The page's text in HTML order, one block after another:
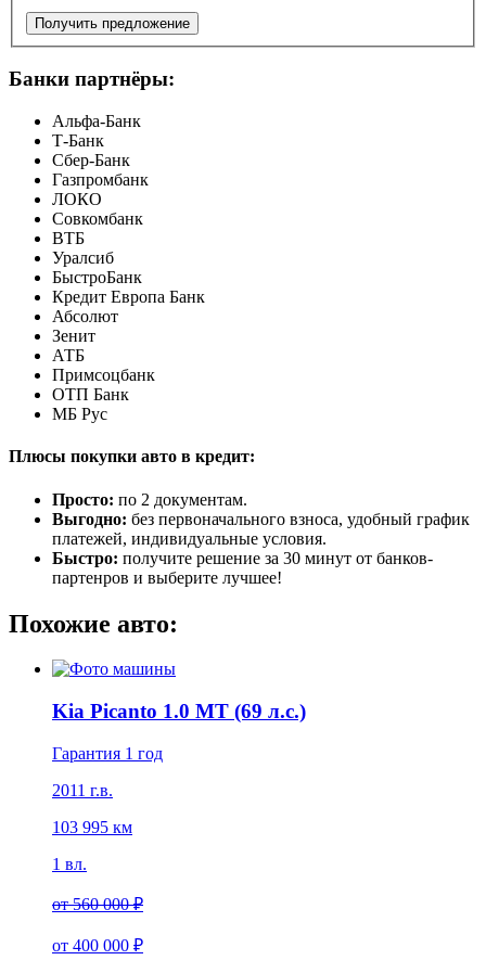
Получить предложение
Банки партнёры:
Альфа-Банк
Т-Банк
Сбер-Банк
Газпромбанк
ЛОКО
Совкомбанк
ВТБ
Уралсиб
БыстроБанк
Кредит Европа Банк
Абсолют
Зенит
АТБ
Примсоцбанк
ОТП Банк
МБ Рус
Плюсы покупки авто в кредит:
Просто: по 2 документам.
Выгодно: без первоначального взноса, удобный график
платежей, индивидуальные условия.
Быстро: получите решение за 30 минут от банков-
партенров и выберите лучшее!
Похожие авто:
Kia Picanto 1.0 MT (69 л.с.)
Гарантия 1 год
2011 г.в.
103 995 км
1 вл.
от560 000 ₽
от 400 000 ₽